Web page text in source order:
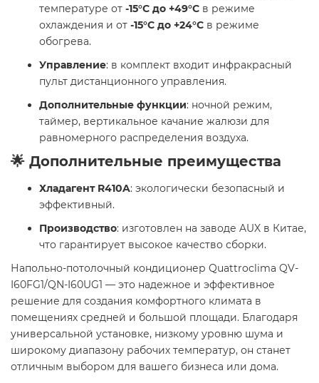
температуре от -15°C до +49°C в режиме
охлаждения и от -15°C до +24°C в режиме
обогрева.
Управление: в комплект входит инфракрасный
пульт дистанционного управления.
Дополнительные функции: ночной режим,
таймер, вертикальное качание жалюзи для
равномерного распределения воздуха.
🌟 Дополнительные преимущества
Хладагент R410A: экологически безопасный и
эффективный.
Производство: изготовлен на заводе AUX в Китае,
что гарантирует высокое качество сборки.
Напольно-потолочный кондиционер Quattroclima QV-
I60FG1/QN-I60UG1 — это надежное и эффективное
решение для создания комфортного климата в
помещениях средней и большой площади. Благодаря
универсальной установке, низкому уровню шума и
широкому диапазону рабочих температур, он станет
отличным выбором для вашего бизнеса или дома.